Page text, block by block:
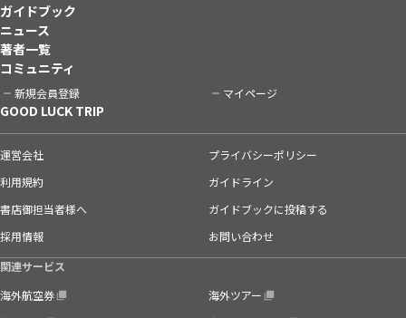
ガイドブック
ニュース
著者一覧
コミュニティ
新規会員登録 マイページ
GOOD LUCK TRIP
運営会社
プライバシーポリシー
利用規約
ガイドライン
書店御担当者様へ
ガイドブックに投稿する
採用情報
お問い合わせ
関連サービス
海外航空券
海外ツアー